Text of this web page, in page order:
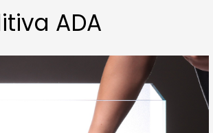
ADA